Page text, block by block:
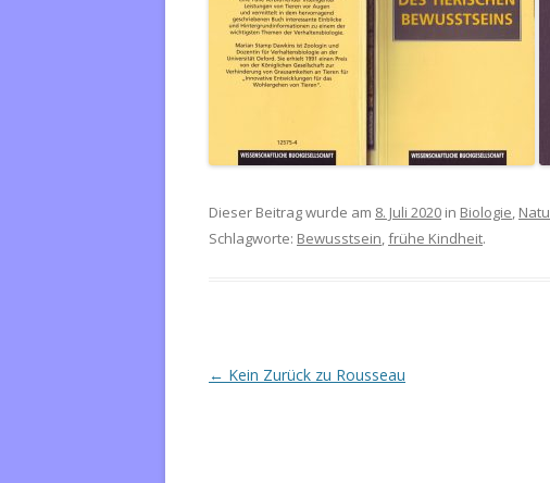
Dieser Beitrag wurde am 8. Juli 2020 in Biologie,
Schlagworte: Bewusstsein,frühe Kindheit.
Beitrags-
← Kein Zurück zu Rousseau